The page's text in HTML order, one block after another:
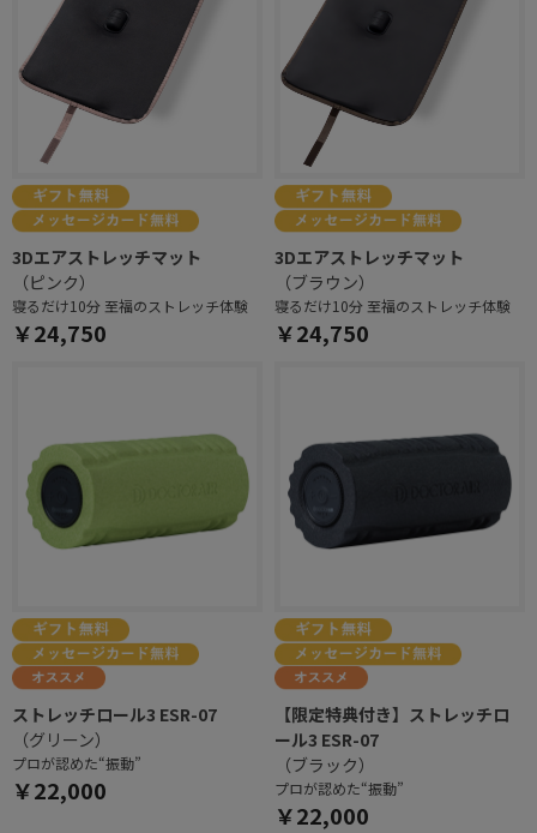
3Dエアストレッチマット
（ピンク）
寝るだけ10分 至福のストレッチ体験
￥24,750
3Dエアストレッチマット
（ブラウン）
寝るだけ10分 至福のストレッチ体験
￥24,750
ストレッチロール3 ESR-07
（グリーン）
プロが認めた“振動”
￥22,000
【限定特典付き】ストレッチロ
ール3 ESR-07
（ブラック）
プロが認めた“振動”
￥22,000